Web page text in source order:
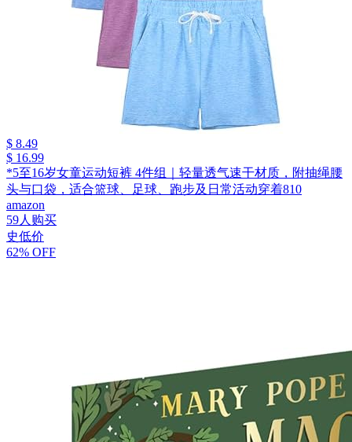
$ 8.49
$ 16.99
*5至16岁女童运动短裤 4件组｜轻量透气速干材质，附抽绳腰
头与口袋，适合篮球、足球、跑步及日常活动穿着810
amazon
59人购买
史低价
62% OFF